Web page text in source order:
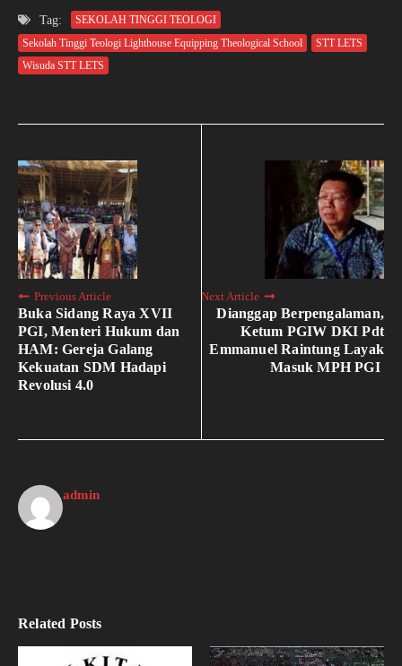
Tag:
SEKOLAH TINGGI TEOLOGI
Sekolah Tinggi Teologi Lighthouse Equipping Theological School
STT LETS
Wisuda STT LETS
Previous Article
Buka Sidang Raya XVII
PGI, Menteri Hukum dan
HAM: Gereja Galang
Kekuatan SDM Hadapi
Revolusi 4.0
Next Article
Dianggap Berpengalaman,
Ketum PGIW DKI Pdt
Emmanuel Raintung Layak
Masuk MPH PGI
admin
Related Posts